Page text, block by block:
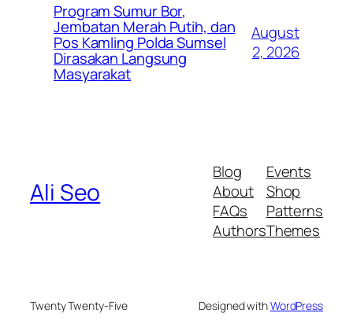
Program Sumur Bor,
Jembatan Merah Putih, dan
Pos Kamling Polda Sumsel
Dirasakan Langsung
Masyarakat
August
2, 2026
Ali Seo
Blog
About
FAQs
Authors
Events
Shop
Patterns
Themes
Twenty Twenty-Five Designed withWordPress